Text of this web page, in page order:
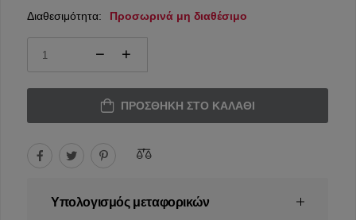
Διαθεσιμότητα: Προσωρινά μη διαθέσιμο
ΠΡΟΣΘΉΚΗ ΣΤΟ ΚΑΛΆΘΙ
Υπολογισμός μεταφορικών